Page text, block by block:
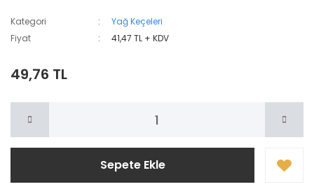
Kategori
Yağ Keçeleri
Fiyat
41,47 TL + KDV
49,76 TL
Sepete Ekle